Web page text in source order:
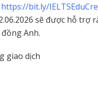
https://bit.ly/
sẽ được hỗ trợ
Anh.
giao dịch